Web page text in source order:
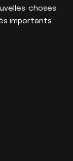
choses.
importants.